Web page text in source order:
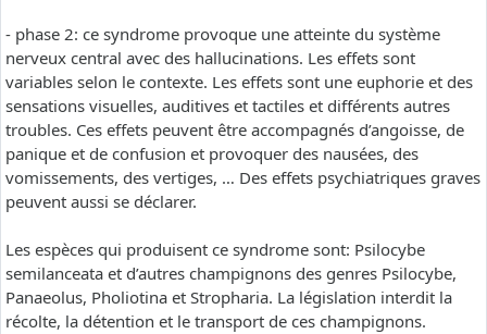
- phase 2: ce syndrome provoque une atteinte du système
nerveux central avec des hallucinations. Les effets sont
variables selon le contexte. Les effets sont une euphorie et des
sensations visuelles, auditives et tactiles et différents autres
troubles. Ces effets peuvent être accompagnés d’angoisse, de
panique et de confusion et provoquer des nausées, des
vomissements, des vertiges, … Des effets psychiatriques graves
peuvent aussi se déclarer.
Les espèces qui produisent ce syndrome sont: Psilocybe
semilanceata et d’autres champignons des genres Psilocybe,
Panaeolus, Pholiotina et Stropharia. La législation interdit la
récolte, la détention et le transport de ces champignons.